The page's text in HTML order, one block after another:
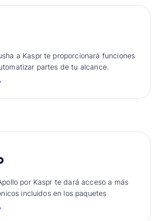
a Kaspr te proporcionará funciones
partes de tu alcance.
por Kaspr te dará acceso a más
incluidos en los paquetes